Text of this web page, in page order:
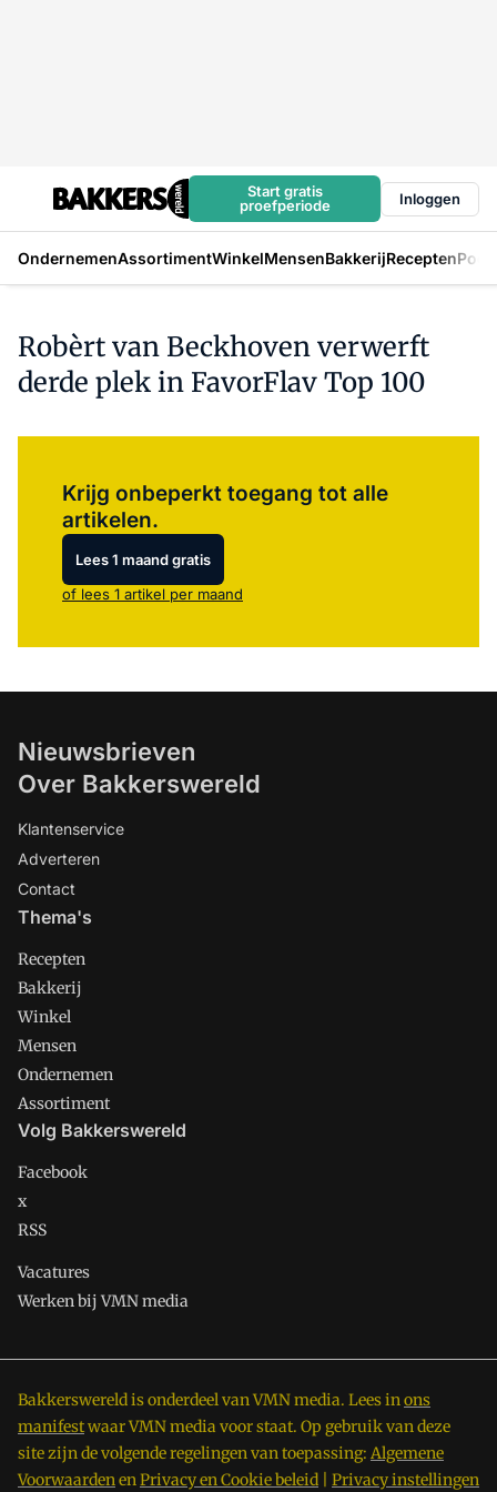
Start gratis
proefperiode
Inloggen
OndernemenAssortimentWinkelMensenBakkerijRecepten
Robèrt van Beckhoven verwerft
derde plek in FavorFlav Top 100
Krijg onbeperkt toegang tot alle
artikelen.
Lees 1 maand gratis
of lees 1 artikel per maand
Nieuwsbrieven
Over Bakkerswereld
Klantenservice
Adverteren
Contact
Thema's
Recepten
Bakkerij
Winkel
Mensen
Ondernemen
Assortiment
Volg Bakkerswereld
Facebook
x
RSS
Vacatures
Werken bij VMN media
Bakkerswereld is onderdeel van VMN media. Lees inons
manifestwaar VMN media voor staat. Op gebruik van deze
site zijn de volgende regelingen van toepassing: Algemene
VoorwaardenenPrivacy en Cookie beleid Privacy instellingen